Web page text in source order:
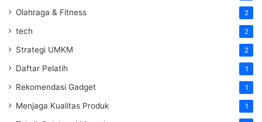
Olahraga & Fitness 2
tech 2
Strategi UMKM 2
Daftar Pelatih 1
Rekomendasi Gadget 1
Menjaga Kualitas Produk 1